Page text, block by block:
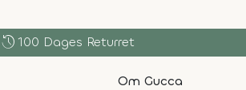
history 100 Dages Returret
Om Gucca